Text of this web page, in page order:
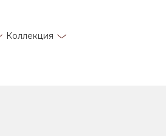
Коллекция